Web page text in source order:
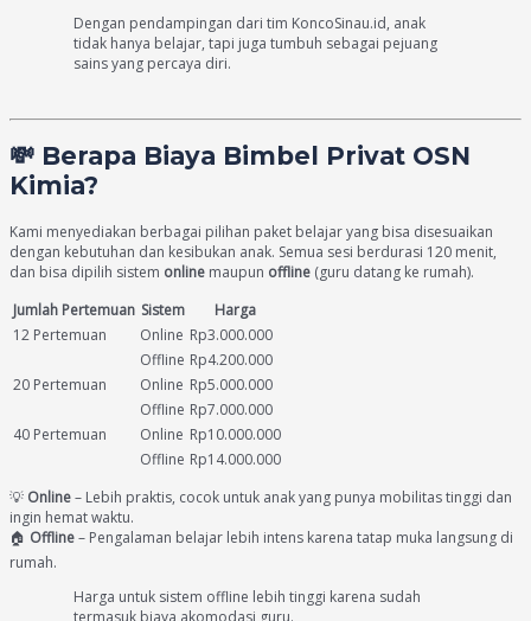
Dengan pendampingan dari tim KoncoSinau.id, anak
tidak hanya belajar, tapi juga tumbuh sebagai pejuang
sains yang percaya diri.
💸 Berapa Biaya Bimbel Privat OSN
Kimia?
Kami menyediakan berbagai pilihan paket belajar yang bisa disesuaikan
dengan kebutuhan dan kesibukan anak. Semua sesi berdurasi 120 menit,
dan bisa dipilih sistem online maupun offline (guru datang ke rumah).
Jumlah Pertemuan Sistem
Harga
12 Pertemuan
Online Rp3.000.000
Offline Rp4.200.000
20 Pertemuan
Online Rp5.000.000
Offline Rp7.000.000
40 Pertemuan
Online Rp10.000.000
Offline Rp14.000.000
💡 Online– Lebih praktis, cocok untuk anak yang punya mobilitas tinggi dan
ingin hemat waktu.
🏠 Offline– Pengalaman belajar lebih intens karena tatap muka langsung di
rumah.
Harga untuk sistem offline lebih tinggi karena sudah
termasuk biaya akomodasi guru.